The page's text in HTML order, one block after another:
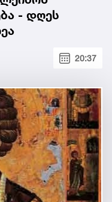
- დღეს
20:37